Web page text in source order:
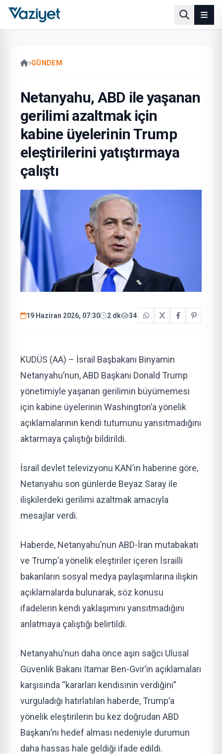
GÜNDEM
Netanyahu, ABD ile yaşanan
gerilimi azaltmak için
kabine üyelerinin Trump
eleştirilerini yatıştırmaya
çalıştı
19 Haziran 2026, 07:30 2 dk 34
KUDÜS (AA) – İsrail Başbakanı Binyamin
Netanyahu’nun, ABD Başkanı Donald Trump
yönetimiyle yaşanan gerilimin büyümemesi
için kabine üyelerinin Washington’a yönelik
açıklamalarının kendi tutumunu yansıtmadığını
aktarmaya çalıştığı bildirildi.
İsrail devlet televizyonu KAN’ın haberine göre,
Netanyahu son günlerde Beyaz Saray ile
ilişkilerdeki gerilimi azaltmak amacıyla
mesajlar verdi.
Haberde, Netanyahu’nun ABD-İran mutabakatı
ve Trump’a yönelik eleştiriler içeren İsrailli
bakanların sosyal medya paylaşımlarına ilişkin
açıklamalarda bulunarak, söz konusu
ifadelerin kendi yaklaşımını yansıtmadığını
anlatmaya çalıştığı belirtildi.
Netanyahu’nun daha önce aşırı sağcı Ulusal
Güvenlik Bakanı Itamar Ben-Gvir’in açıklamaları
karşısında “kararları kendisinin verdiğini”
vurguladığı hatırlatılan haberde, Trump’a
yönelik eleştirilerin bu kez doğrudan ABD
Başkanı’nı hedef alması nedeniyle durumun
daha hassas hale geldiği ifade edildi.